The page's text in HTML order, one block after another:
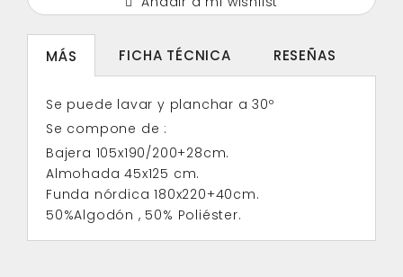
MÁS FICHA TÉCNICA RESEÑAS
Se puede lavar y planchar a 30º
Se compone de :
Bajera 105x190/200+28cm.
Almohada 45x125 cm.
Funda nórdica 180x220+40cm.
50%Algodón , 50% Poliéster.